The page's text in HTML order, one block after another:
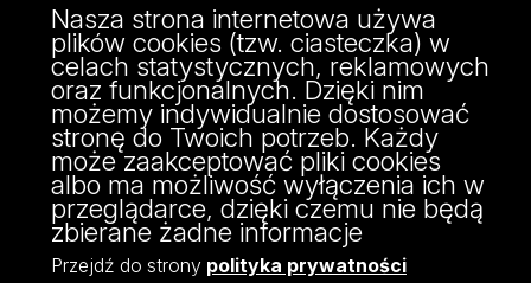
ul. Narutowicza 68, 90-136 Łódź
NIP: 724 000 32 43
Adres do doręczeń elektronicznych (ADE):
AE:PL-74796-17640-IHHIV-17
KONTAKT
Nasza strona internetowa używa
plików cookies (tzw. ciasteczka) w
celach statystycznych, reklamowych
oraz funkcjonalnych. Dzięki nim
możemy indywidualnie dostosować
stronę do Twoich potrzeb. Każdy
może zaakceptować pliki cookies
albo ma możliwość wyłączenia ich w
przeglądarce, dzięki czemu nie będą
zbierane żadne informacje
Przejdź do strony polityka prywatności